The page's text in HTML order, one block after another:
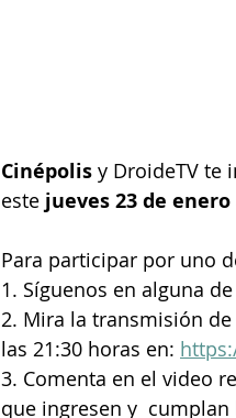
Cinépolis y DroideTV te
este jueves 23 de
Para participar por uno
1. Síguenos en alguna
2. Mira la transmisión
las 21:30 horas en:
3. Comenta en el video
que ingresen y